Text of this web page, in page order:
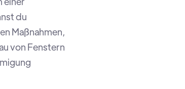
du
Maßnahmen,
von Fenstern